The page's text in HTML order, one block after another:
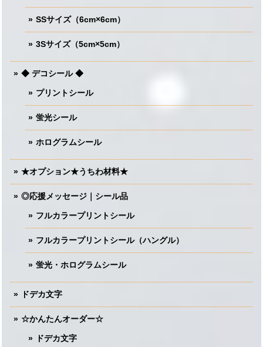
SSサイズ（6cm×6cm）
3Sサイズ（5cm×5cm）
◆ デコシール ◆
プリントシール
蛍光シール
ホログラムシール
★オプション★うちわ材料★
◎応援メッセージ｜シール品
フルカラープリントシール
フルカラープリントシール（ハングル）
蛍光・ホログラムシール
ドデカ文字
☆かんたんオーダー☆
ドデカ文字